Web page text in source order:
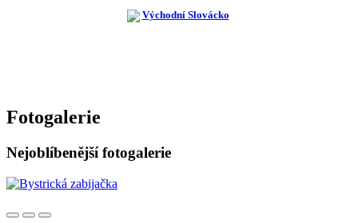
Fotogalerie
Nejoblíbenější fotogalerie